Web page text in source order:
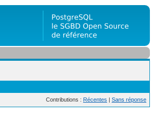
Contributions : Récentes | Sans réponse